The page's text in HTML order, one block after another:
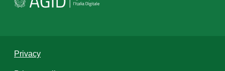
Privacy